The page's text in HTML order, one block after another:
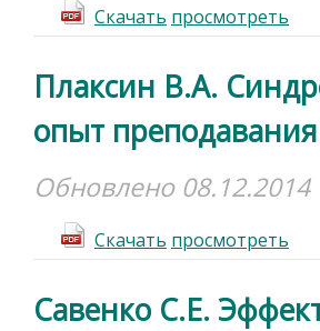
Cкачать просмотреть
Плаксин В.А.
опыт
Обновлено
Cкачать просмотреть
Савенко С.Е.